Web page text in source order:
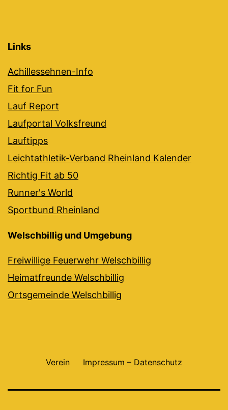
Links
Achillessehnen-Info
Fit for Fun
Lauf Report
Laufportal Volksfreund
Lauftipps
Leichtathletik-Verband Rheinland Kalender
Richtig Fit ab 50
Runner's World
Sportbund Rheinland
Welschbillig und Umgebung
Freiwillige Feuerwehr Welschbillig
Heimatfreunde Welschbillig
Ortsgemeinde Welschbillig
Verein Impressum – Datenschutz